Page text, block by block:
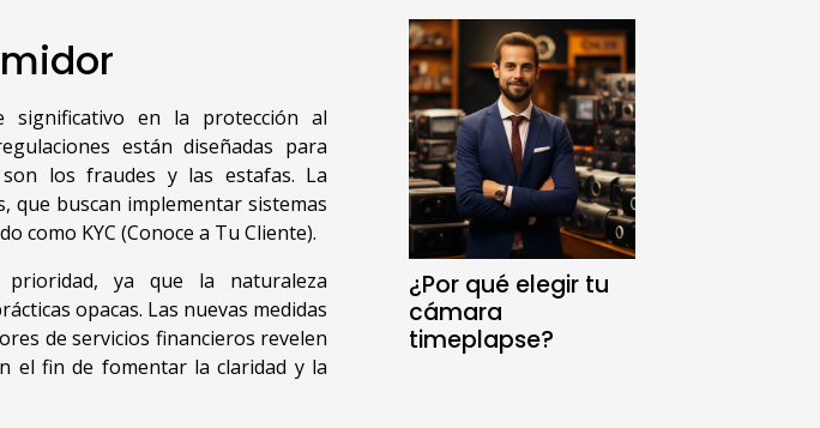
significativo en la protección al
están diseñadas para
los fraudes y las estafas. La
que buscan implementar sistemas
como KYC (Conoce a Tu Cliente).
ya que la naturaleza
opacas. Las nuevas medidas
de servicios financieros revelen
el fin de fomentar la claridad y la
¿Por qué elegir tu
cámara
timeplapse?